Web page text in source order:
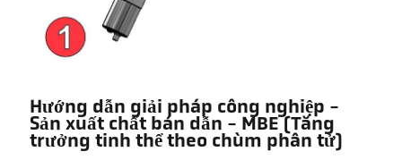
Hướng dẫn giải pháp công nghiệp -
Sản xuất chất bán dẫn - MBE (Tăng
trưởng tinh thể theo chùm phân tử)